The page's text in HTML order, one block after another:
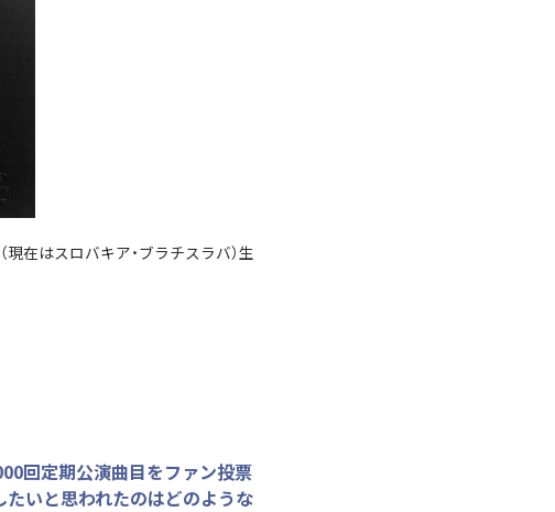
在はスロバキア・ブラチスラバ）生
回定期公演曲目をファン投票
たいと思われたのはどのような